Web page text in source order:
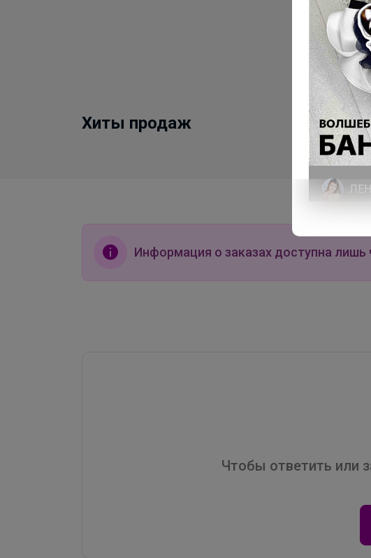
Хиты продаж
Информация о заказах доступна лишь
Чтобы ответить или